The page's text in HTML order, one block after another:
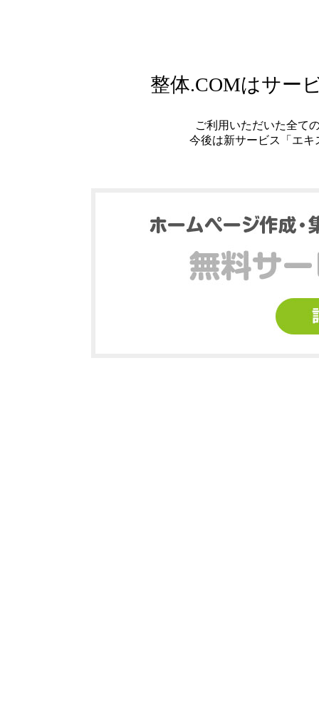
整体.COMはサー
ご利用いただいた全て
今後は新サービス「エ